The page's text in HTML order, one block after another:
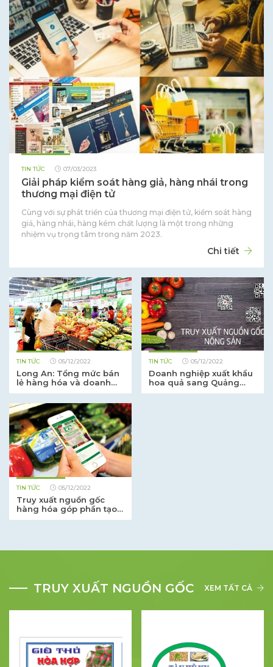
TIN TỨC 07/03/2023
Giải pháp kiểm soát hàng giả, hàng nhái trong
thương mại điện tử
Cùng với sự phát triển của thương mại điện tử, kiểm soát hàng
giả, hàng nhái, hàng kém chất lượng là một trong những
nhiệm vụ trọng tâm trong năm 2023.
Chi tiết
TIN TỨC 05/12/2022
Long An: Tổng mức bán
lẻ hàng hóa và doanh
thu dịch vụ tháng 5 ...
TIN TỨC 05/12/2022
Doanh nghiệp xuất khẩu
hoa quả sang Quảng
Tây, Trung Quốc cần lưu
TIN TỨC 05/12/2022
Truy xuất nguồn gốc
hàng hóa góp phần tạo
thuận lợi thương mại
TRUY XUẤT NGUỒN GỐC XEM TẤT CẢ